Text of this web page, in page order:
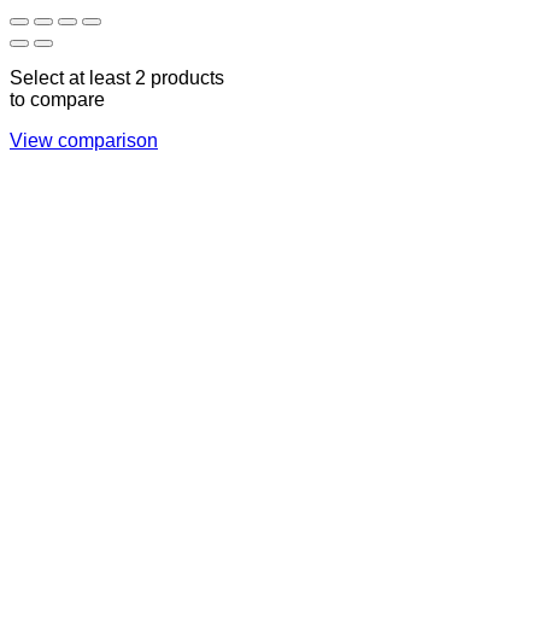
Select at least 2 products
to compare
View comparison